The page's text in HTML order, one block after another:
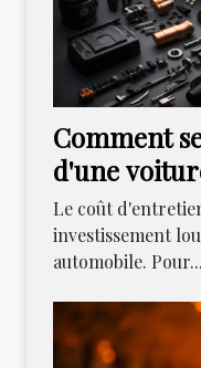
Comment
d'une
Le coût
investissement
automobile. Pour...